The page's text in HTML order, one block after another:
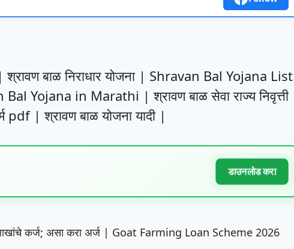
श्रावण बाळ निराधार योजना | Shravan Bal Yojana List
Yojana in Marathi | श्रावण बाळ सेवा राज्य निवृत्ती
pdf | श्रावण बाळ योजना यादी |
डाउनलोड करा
लाखांचे कर्ज; असा करा अर्ज | Goat Farming Loan Scheme 2026